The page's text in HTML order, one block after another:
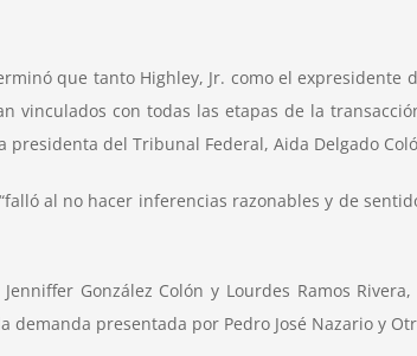
que tanto Highley, Jr. como el expresidente
vinculados con todas las etapas de la
del Tribunal Federal, Aida Delgado
al no hacer inferencias razonables y de
González Colón y Lourdes Ramos
presentada por Pedro José Nazario y